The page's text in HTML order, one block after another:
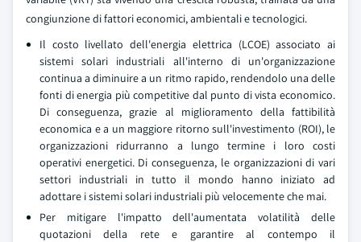
congiunzione di fattori economici, ambientali e tecnologici.
Il costo livellato dell'energia elettrica (LCOE) associato ai
sistemi solari industriali all'interno di un'organizzazione
continua a diminuire a un ritmo rapido, rendendolo una delle
fonti di energia più competitive dal punto di vista economico.
Di conseguenza, grazie al miglioramento della fattibilità
economica e a un maggiore ritorno sull'investimento (ROI), le
organizzazioni ridurranno a lungo termine i loro costi
operativi energetici. Di conseguenza, le organizzazioni di vari
settori industriali in tutto il mondo hanno iniziato ad
adottare i sistemi solari industriali più velocemente che mai.
Per mitigare l'impatto dell'aumentata volatilità delle
quotazioni della rete e garantire al contempo il